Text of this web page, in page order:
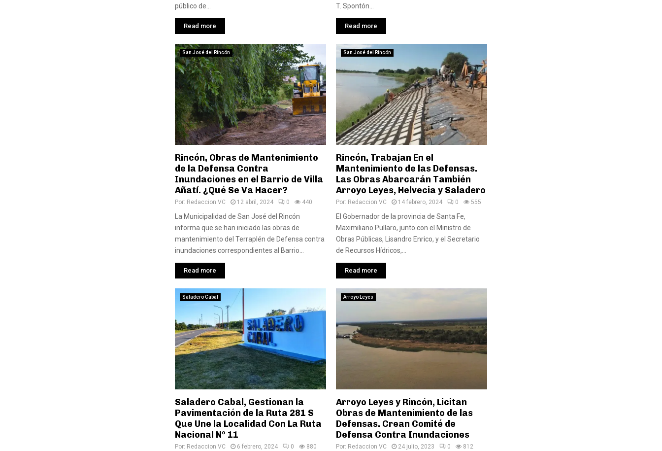
público de...
Read more
T. Spontón...
Read more
San José del Rincón
Rincón, Obras de Mantenimiento
de la Defensa Contra
Inundaciones en el Barrio de Villa
Añatí. ¿Qué Se Va Hacer?
Por: Redaccion VC 12 abril, 2024 0 440
La Municipalidad de San José del Rincón
informa que se han iniciado las obras de
mantenimiento del Terraplén de Defensa contra
inundaciones correspondientes al Barrio...
Read more
San José del Rincón
Rincón, Trabajan En el
Mantenimiento de las Defensas.
Las Obras Abarcarán También
Arroyo Leyes, Helvecia y Saladero
Por: Redaccion VC 14 febrero, 2024 0 555
El Gobernador de la provincia de Santa Fe,
Maximiliano Pullaro, junto con el Ministro de
Obras Públicas, Lisandro Enrico, y el Secretario
de Recursos Hídricos,...
Read more
Saladero Cabal
Saladero Cabal, Gestionan la
Pavimentación de la Ruta 281 S
Que Une la Localidad Con La Ruta
Nacional Nº 11
Por: Redaccion VC 6 febrero, 2024 0 880
Arroyo Leyes
Arroyo Leyes y Rincón, Licitan
Obras de Mantenimiento de las
Defensas. Crean Comité de
Defensa Contra Inundaciones
Por: Redaccion VC 24 julio, 2023 0 812